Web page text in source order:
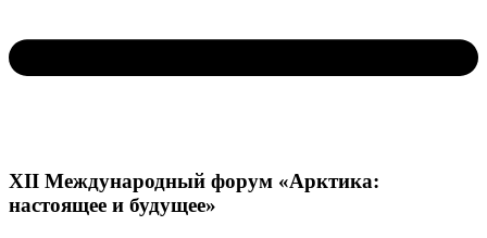
XII Международный форум «Арктика:
настоящее и будущее»